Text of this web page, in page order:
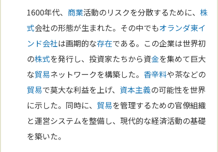
1600年代、 商業活動のリスクを分散するために、株
式会社の形態が生まれた。その中でもオランダ東イ
ンド会社は画期的な存在である。この企業は世界初
の株式を発行し、投資家たちから資金を集めて巨大
な貿易ネットワークを構築した。 香辛料や茶などの
貿易で莫大な利益を上げ、 資本主義の可能性を世界
に示した。同時に、貿易を管理するための官僚組織
と運営システムを整備し、現代的な経済活動の基礎
を築いた。